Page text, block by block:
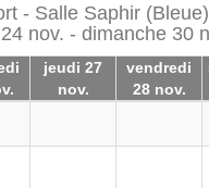
- Salle Saphir (Bleue)
nov. - dimanche 30
jeudi 27
nov.
vendredi
28 nov.